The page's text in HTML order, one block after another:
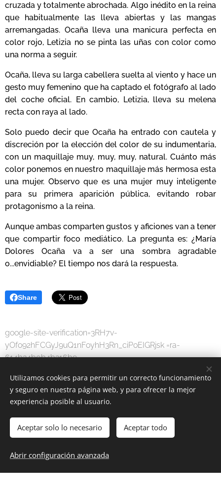
cruzada y totalmente abrochada. Algo inédito en la reina
que habitualmente las lleva abiertas y las mangas
arremangadas. Ocaña lleva una manicura perfecta en
color rojo, Letizia no se pinta las uñas con color como
una norma a seguir.
Ocaña, lleva su larga cabellera suelta al viento y hace un
gesto muy femenino que ha captado el fotógrafo al lado
del coche oficial. En cambio, Letizia, lleva su melena
recta con raya al lado.
Solo puedo decir que Ocaña ha entrado con cautela y
discreción por la elección del color de su indumentaria,
con un maquillaje muy, muy, muy, natural. Cuánto más
color ponemos en nuestro maquillaje más hermosa esta
una mujer. Observo que es una mujer muy inteligente
para su primera aparición pública, evitando robar
protagonismo a la reina.
Aunque ambas comparten gustos y aficiones van a tener
que compartir foco mediático. La pregunta es: ¿María
Dolores Ocaña va a ser una sombra agradable
o...envidiable? El tiempo nos dará la respuesta.
Share
google-site-verification=3RH7v-
yOfo92hFCGyJ9uQ1nFoyhH3Rn_ciPoEIGRjsk =ra-
614b34b0b4b316b9
www.moda-digital.com.es
Utilizamos cookies para permitir un correcto funcionamiento
y seguro en nuestra página web, y para ofrecer la mejor
experiencia posible al usuario.
Aceptar solo lo necesario Aceptar todo
Abrir configuración avanzada